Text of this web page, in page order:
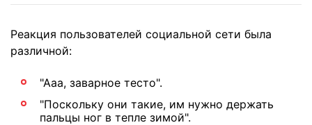
Реакция пользователей социальной сети была
различной:
"Ааа, заварное тесто".
"Поскольку они такие, им нужно держать
пальцы ног в тепле зимой".